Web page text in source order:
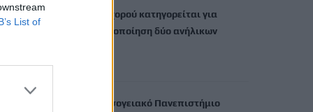
List of
ΗΠΑ: Δασκάλα χορού κατηγορείται για
σεξουαλική κακοποίηση δύο ανήλικων
7 Αυγούστου, 2026
Το Ελληνικό Μεσογειακό Πανεπιστήμιο